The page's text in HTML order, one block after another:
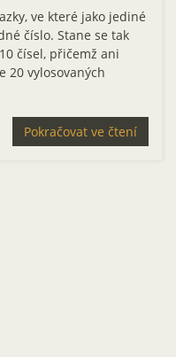
ve které jako jediné
číslo. Stane se tak
čísel, přičemž ani
20 vylosovaných
Pokračovat ve čtení